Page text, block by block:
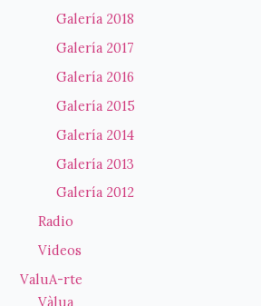
Galería 2018
Galería 2017
Galería 2016
Galería 2015
Galería 2014
Galería 2013
Galería 2012
Radio
Videos
ValuA-rte
Vàlua